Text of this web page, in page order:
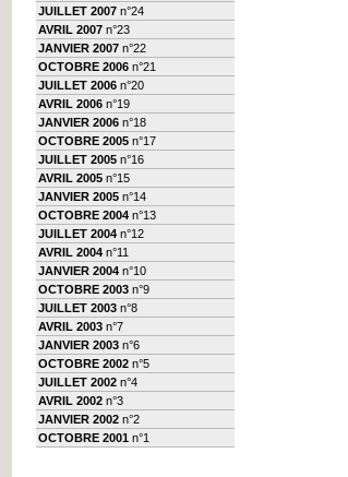
JUILLET 2007 n°24
AVRIL 2007 n°23
JANVIER 2007 n°22
OCTOBRE 2006 n°21
JUILLET 2006 n°20
AVRIL 2006 n°19
JANVIER 2006 n°18
OCTOBRE 2005 n°17
JUILLET 2005 n°16
AVRIL 2005 n°15
JANVIER 2005 n°14
OCTOBRE 2004 n°13
JUILLET 2004 n°12
AVRIL 2004 n°11
JANVIER 2004 n°10
OCTOBRE 2003 n°9
JUILLET 2003 n°8
AVRIL 2003 n°7
JANVIER 2003 n°6
OCTOBRE 2002 n°5
JUILLET 2002 n°4
AVRIL 2002 n°3
JANVIER 2002 n°2
OCTOBRE 2001 n°1